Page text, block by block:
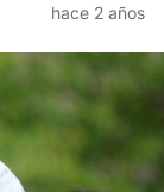
hace 2 años